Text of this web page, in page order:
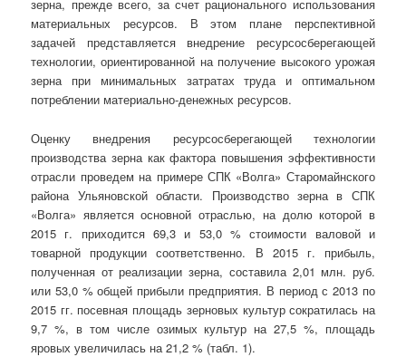
зерна, прежде всего, за счет рационального использования
материальных ресурсов. В этом плане перспективной
задачей представляется внедрение ресурсосберегающей
технологии, ориентированной на получение высокого урожая
зерна при минимальных затратах труда и оптимальном
потреблении материально-денежных ресурсов.
Оценку внедрения ресурсосберегающей технологии
производства зерна как фактора повышения эффективности
отрасли проведем на примере СПК «Волга» Старомайнского
района Ульяновской области. Производство зерна в СПК
«Волга» является основной отраслью, на долю которой в
2015 г. приходится 69,3 и 53,0 % стоимости валовой и
товарной продукции соответственно. В 2015 г. прибыль,
полученная от реализации зерна, составила 2,01 млн. руб.
или 53,0 % общей прибыли предприятия. В период с 2013 по
2015 гг. посевная площадь зерновых культур сократилась на
9,7 %, в том числе озимых культур на 27,5 %, площадь
яровых увеличилась на 21,2 % (табл. 1).